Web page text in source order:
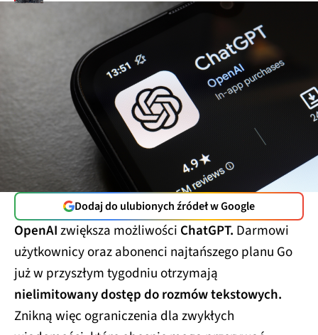
Dodaj do ulubionych źródeł w Google
OpenAIzwiększa możliwości ChatGPT. Darmowi
użytkownicy oraz abonenci najtańszego planu Go
już w przyszłym tygodniu otrzymają
nielimitowany dostęp do rozmów tekstowych.
Znikną więc ograniczenia dla zwykłych